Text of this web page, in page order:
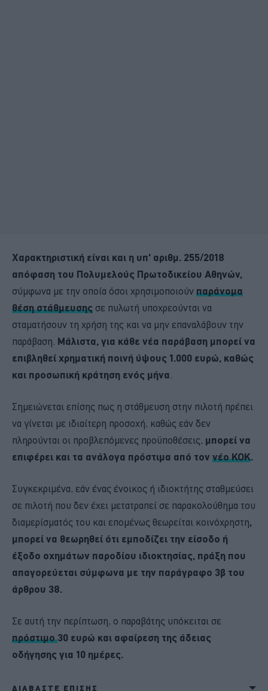
Χαρακτηριστική είναι και η υπ' αριθμ. 255/2018
απόφαση του Πολυμελούς Πρωτοδικείου Αθηνών,
σύμφωνα με την οποία όσοι χρησιμοποιούν παράνομα
θέση στάθμευσης σε πυλωτή υποχρεούνται να
σταματήσουν τη χρήση της και να μην επαναλάβουν την
παράβαση. Μάλιστα, για κάθε νέα παράβαση μπορεί να
επιβληθεί χρηματική ποινή ύψους 1.000 ευρώ, καθώς
και προσωπική κράτηση ενός μήνα
Σημειώνεται επίσης πως η στάθμευση στην πιλοτή πρέπει
να γίνεται με ιδιαίτερη προσοχή, καθώς εάν δεν
πληρούνται οι προβλεπόμενες προϋποθέσεις, μπορεί να
επιφέρει και τα ανάλογα πρόστιμα από τον νέο ΚΟΚ.
Συγκεκριμένα, εάν ένας ένοικος ή ιδιοκτήτης σταθμεύσει
σε πιλοτή που δεν έχει μετατραπεί σε παρακολούθημα του
διαμερίσματός του και επομένως θεωρείται κοινόχρηστη,
μπορεί να θεωρηθεί ότι εμποδίζει την είσοδο ή
έξοδο οχημάτων παροδίου ιδιοκτησίας, πράξη που
απαγορεύεται σύμφωνα με την παράγραφο 3β του
άρθρου 38.
Σε αυτή την περίπτωση, ο παραβάτης υπόκειται σε
πρόστιμο30 ευρώ και αφαίρεση της άδειας
οδήγησης για 10 ημέρες.
ΔΙΑΒΑΣΤΕ ΕΠΙΣΗΣ